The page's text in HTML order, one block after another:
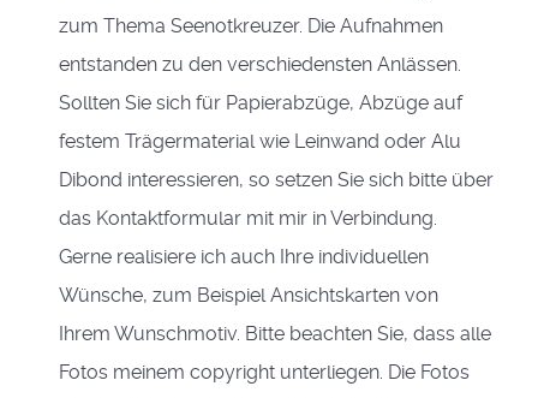
zum Thema Seenotkreuzer. Die Aufnahmen
entstanden zu den verschiedensten Anlässen.
Sollten Sie sich für Papierabzüge, Abzüge auf
festem Trägermaterial wie Leinwand oder Alu
Dibond interessieren, so setzen Sie sich bitte über
das Kontaktformular mit mir in Verbindung.
Gerne realisiere ich auch Ihre individuellen
Wünsche, zum Beispiel Ansichtskarten von
Ihrem Wunschmotiv. Bitte beachten Sie, dass alle
Fotos meinem copyright unterliegen. Die Fotos